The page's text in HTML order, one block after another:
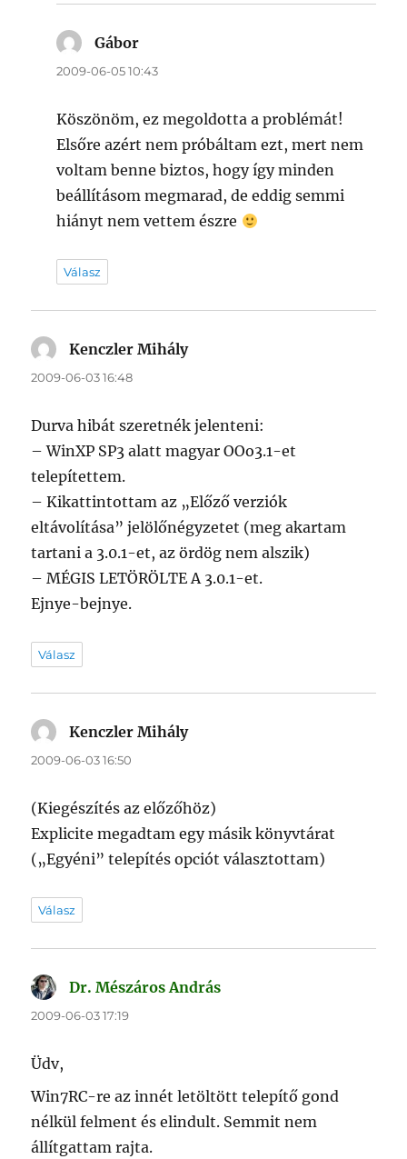
Gábor
2009-06-05 10:43
Köszönöm, ez megoldotta a problémát!
Elsőre azért nem próbáltam ezt, mert nem
voltam benne biztos, hogy így minden
beállításom megmarad, de eddig semmi
hiányt nem vettem észre
Válasz
Kenczler Mihályszerint:
2009-06-03 16:48
Durva hibát szeretnék jelenteni:
– WinXP SP3 alatt magyar OOo3.1-et
telepítettem.
– Kikattintottam az „Előző verziók
eltávolítása” jelölőnégyzetet (meg akartam
tartani a 3.0.1-et, az ördög nem alszik)
– MÉGIS LETÖRÖLTE A 3.0.1-et.
Ejnye-bejnye.
Válasz
Kenczler Mihályszerint:
2009-06-03 16:50
(Kiegészítés az előzőhöz)
Explicite megadtam egy másik könyvtárat
(„Egyéni” telepítés opciót választottam)
Válasz
Dr. Mészáros András
2009-06-03 17:19
Üdv,
Win7RC-re az innét letöltött telepítő gond
nélkül felment és elindult. Semmit nem
állítgattam rajta.